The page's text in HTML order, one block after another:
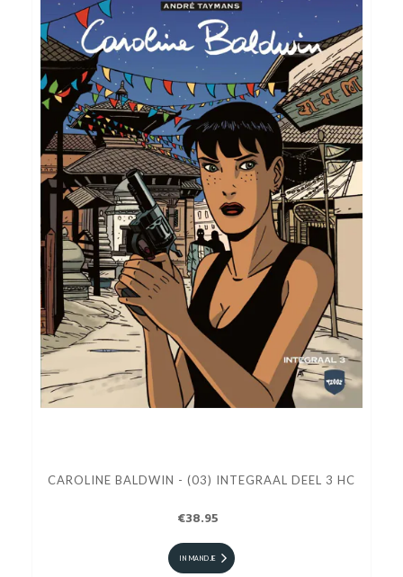
CAROLINE BALDWIN - (03) INTEGRAAL DEEL 3 HC
€38.95
IN MANDJE